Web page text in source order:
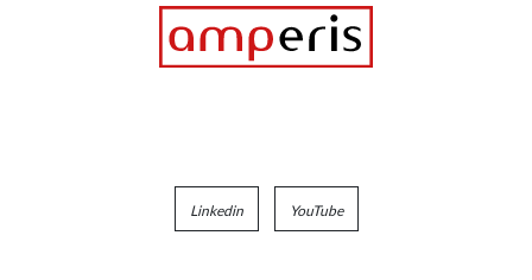
Linkedin YouTube